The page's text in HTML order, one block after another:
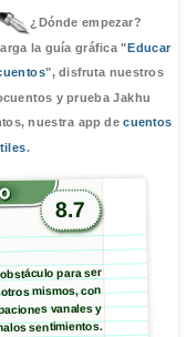
¿Dónde empezar?
la guía gráfica "Educar
", disfruta nuestros
y prueba Jakhu
nuestra app decuentos
.
8.7
para ser
mismos, con
vanales y
sentimientos.